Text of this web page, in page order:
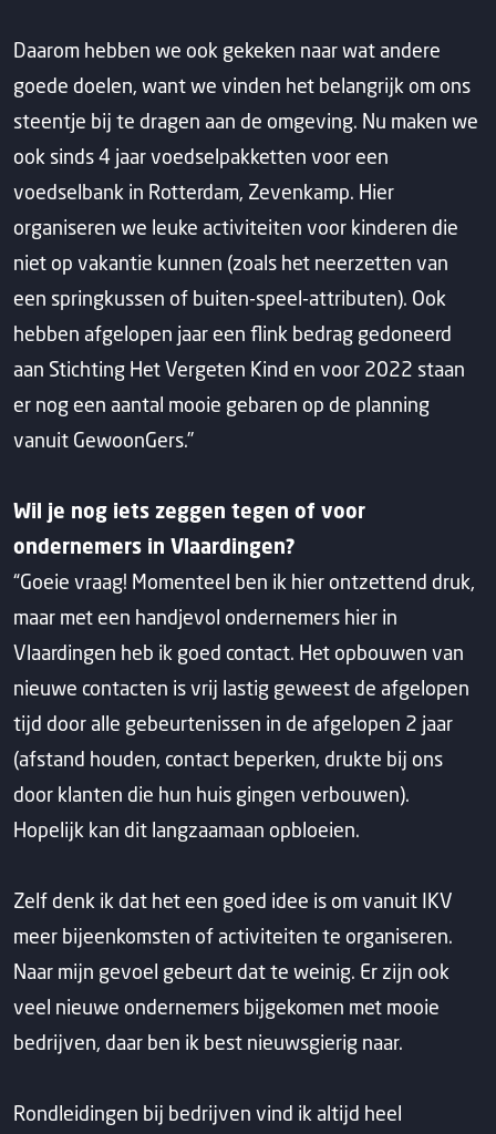
Daarom hebben we ook gekeken naar wat andere
goede doelen, want we vinden het belangrijk om ons
steentje bij te dragen aan de omgeving. Nu maken we
ook sinds 4 jaar voedselpakketten voor een
voedselbank in Rotterdam, Zevenkamp. Hier
organiseren we leuke activiteiten voor kinderen die
niet op vakantie kunnen (zoals het neerzetten van
een springkussen of buiten-speel-attributen). Ook
hebben afgelopen jaar een flink bedrag gedoneerd
aan Stichting Het Vergeten Kind en voor 2022 staan
er nog een aantal mooie gebaren op de planning
vanuit GewoonGers.’’
Wil je nog iets zeggen tegen of voor
ondernemers in Vlaardingen?
“Goeie vraag! Momenteel ben ik hier ontzettend druk,
maar met een handjevol ondernemers hier in
Vlaardingen heb ik goed contact. Het opbouwen van
nieuwe contacten is vrij lastig geweest de afgelopen
tijd door alle gebeurtenissen in de afgelopen 2 jaar
(afstand houden, contact beperken, drukte bij ons
door klanten die hun huis gingen verbouwen).
Hopelijk kan dit langzaamaan opbloeien.
Zelf denk ik dat het een goed idee is om vanuit IKV
meer bijeenkomsten of activiteiten te organiseren.
Naar mijn gevoel gebeurt dat te weinig. Er zijn ook
veel nieuwe ondernemers bijgekomen met mooie
bedrijven, daar ben ik best nieuwsgierig naar.
Rondleidingen bij bedrijven vind ik altijd heel